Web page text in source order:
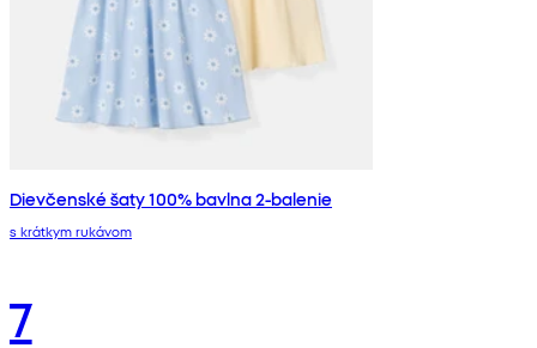
Dievčenské šaty 100% bavlna 2-balenie
s krátkym rukávom
7